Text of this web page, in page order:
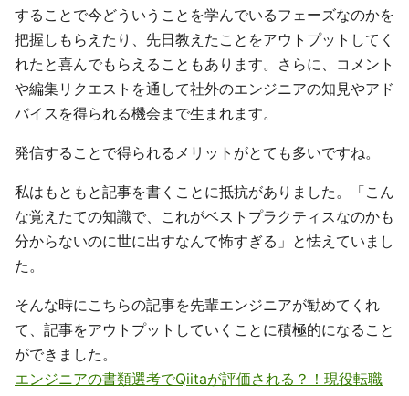
することで今どういうことを学んでいるフェーズなのかを
把握しもらえたり、先日教えたことをアウトプットしてく
れたと喜んでもらえることもあります。さらに、コメント
や編集リクエストを通して社外のエンジニアの知見やアド
バイスを得られる機会まで生まれます。
発信することで得られるメリットがとても多いですね。
私はもともと記事を書くことに抵抗がありました。「こん
な覚えたての知識で、これがベストプラクティスなのかも
分からないのに世に出すなんて怖すぎる」と怯えていまし
た。
そんな時にこちらの記事を先輩エンジニアが勧めてくれ
て、記事をアウトプットしていくことに積極的になること
ができました。
エンジニアの書類選考でQiitaが評価される？！現役転職